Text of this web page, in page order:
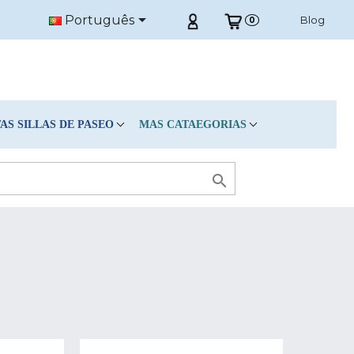
Português 0 Blog
SILLAS DE PASEO MAS CATAEGORIAS
